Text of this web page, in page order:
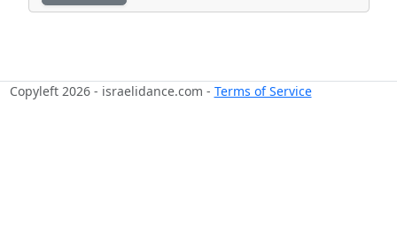
Copyleft 2026 - israelidance.com - Terms of Service